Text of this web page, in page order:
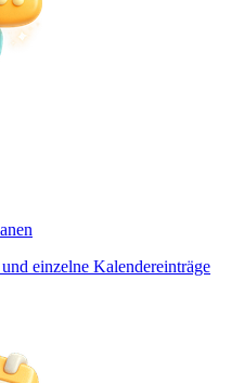
einzelne Kalendereinträge